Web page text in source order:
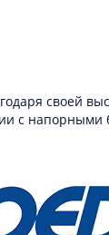
своей
с напорными